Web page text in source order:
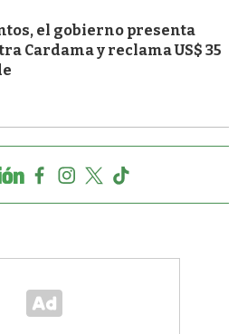
el gobierno presenta
Cardama y reclama US$ 35